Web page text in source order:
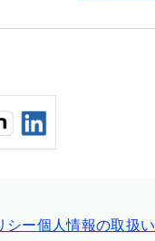
シー個人情報の取扱い